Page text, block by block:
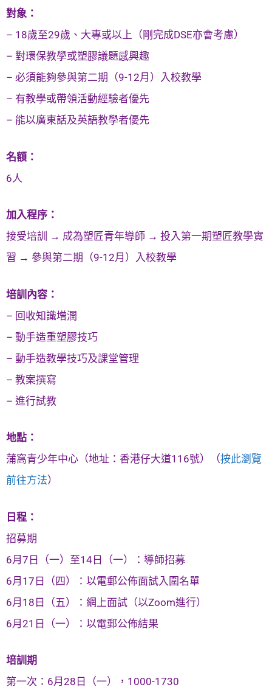
對象：
– 18歲至29歲、大專或以上（剛完成DSE亦會考慮）
– 對環保教學或塑膠議題感興趣
– 必須能夠參與第二期（9-12月）入校教學
– 有教學或帶領活動經驗者優先
– 能以廣東話及英語教學者優先
名額：
6人
加入程序：
接受培訓 → 成為塑匠青年導師 → 投入第一期塑匠教學實
習 → 參與第二期（9-12月）入校教學
培訓內容：
– 回收知識增潤
– 動手造重塑膠技巧
– 動手造教學技巧及課堂管理
– 教案撰寫
– 進行試教
地點：
蒲窩青少年中心（地址：香港仔大道116號）（按此瀏覽
前往方法）
日程：
招募期
6月7日（一）至14日（一）：導師招募
6月17日（四）：以電郵公佈面試入圍名單
6月18日（五）：網上面試（以Zoom進行）
6月21日（一）：以電郵公佈結果
培訓期
第一次：6月28日（一），1000-1730